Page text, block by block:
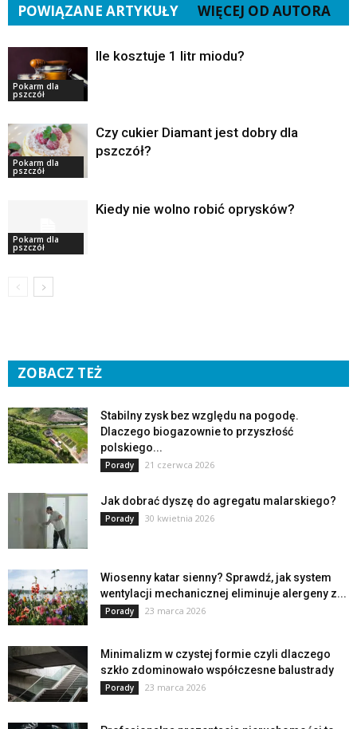
POWIĄZANE ARTYKUŁY WIĘCEJ OD AUTORA
Pokarm dla
pszczół
Ile kosztuje 1 litr miodu?
Pokarm dla
pszczół
Czy cukier Diamant jest dobry dla
pszczół?
Pokarm dla
pszczół
Kiedy nie wolno robić oprysków?
ZOBACZ TEŻ
Stabilny zysk bez względu na pogodę.
Dlaczego biogazownie to przyszłość
polskiego...
Porady 21 czerwca 2026
Jak dobrać dyszę do agregatu malarskiego?
Porady 30 kwietnia 2026
Wiosenny katar sienny? Sprawdź, jak system
wentylacji mechanicznej eliminuje alergeny z...
Porady 23 marca 2026
Minimalizm w czystej formie czyli dlaczego
szkło zdominowało współczesne balustrady
Porady 23 marca 2026